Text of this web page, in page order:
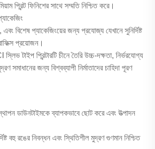
প্রিন্ট ফিনিশের সাথে সম্মতি নিশ্চিত করে।
বিশেষ প্যাকেজিংয়ের জন্য প্রযোজ্য যেখানে সুনির্দিষ্ট
প্রয়োজন।
টাইপ প্রিন্টারটি চীনে তৈরি উচ্চ-দক্ষতা, নির্ভরযোগ্য
সমাধানের জন্য বিশ্বব্যাপী নির্মাতাদের চাহিদা পূরণ
ডাউনটাইমকে ব্যাপকভাবে ছোট করে এবং উত্পাদন
বহু রঙের নিবন্ধন এবং স্থিতিশীল মুদ্রণ গুণমান নিশ্চিত